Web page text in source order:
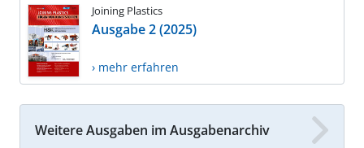
Joining Plastics
Ausgabe 2 (2025)
› mehr erfahren
Weitere Ausgaben im Ausgabenarchiv